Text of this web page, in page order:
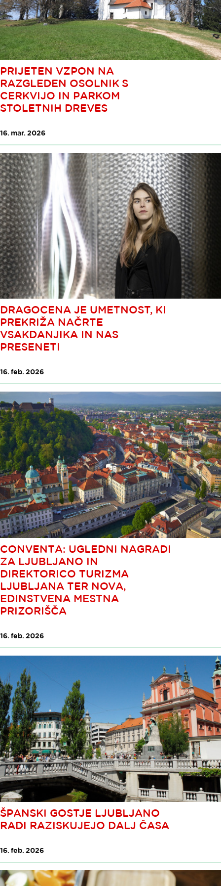
PRIJETEN VZPON NA
RAZGLEDEN OSOLNIK S
CERKVIJO IN PARKOM
STOLETNIH DREVES
16. mar. 2026
DRAGOCENA JE UMETNOST, KI
PREKRIŽA NAČRTE
VSAKDANJIKA IN NAS
PRESENETI
16. feb. 2026
CONVENTA: UGLEDNI NAGRADI
ZA LJUBLJANO IN
DIREKTORICO TURIZMA
LJUBLJANA TER NOVA,
EDINSTVENA MESTNA
PRIZORIŠČA
16. feb. 2026
ŠPANSKI GOSTJE LJUBLJANO
RADI RAZISKUJEJO DALJ ČASA
16. feb. 2026